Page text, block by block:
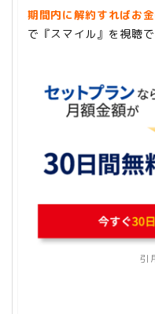
期間内に解約すればお
で『スマイル』を視聴で
引